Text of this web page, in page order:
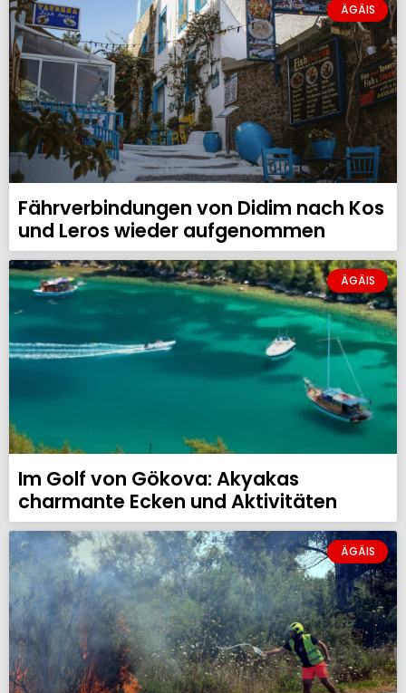
ÄGÄIS
Fährverbindungen von Didim nach Kos
und Leros wieder aufgenommen
ÄGÄIS
Im Golf von Gökova: Akyakas
charmante Ecken und Aktivitäten
ÄGÄIS